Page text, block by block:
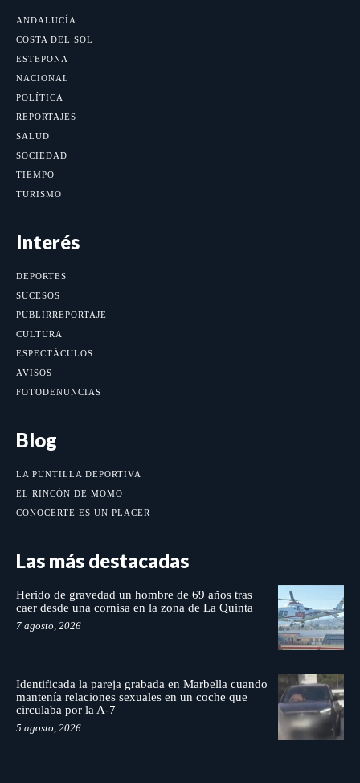
ANDALUCÍA
COSTA DEL SOL
ESTEPONA
NACIONAL
POLÍTICA
REPORTAJES
SALUD
SOCIEDAD
TIEMPO
TURISMO
Interés
DEPORTES
SUCESOS
PUBLIRREPORTAJE
CULTURA
ESPECTÁCULOS
AVISOS
FOTODENUNCIAS
Blog
LA PUNTILLA DEPORTIVA
EL RINCÓN DE MOMO
CONOCERTE ES UN PLACER
Las más destacadas
Herido de gravedad un hombre de 69 años tras
caer desde una cornisa en la zona de La Quinta
7 agosto, 2026
Identificada la pareja grabada en Marbella cuando
mantenía relaciones sexuales en un coche que
circulaba por la A-7
5 agosto, 2026